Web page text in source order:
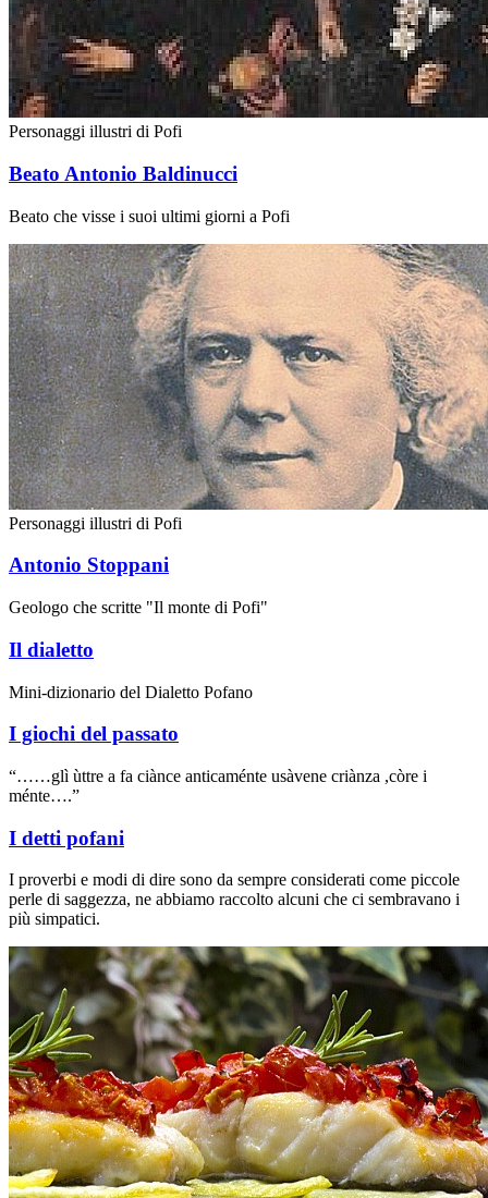
Personaggi illustri di Pofi
Beato Antonio Baldinucci
Beato che visse i suoi ultimi giorni a Pofi
Personaggi illustri di Pofi
Antonio Stoppani
Geologo che scritte "Il monte di Pofi"
Il dialetto
Mini-dizionario del Dialetto Pofano
I giochi del passato
“……glì ùttre a fa ciànce anticaménte usàvene criànza ,còre i
ménte….”
I detti pofani
I proverbi e modi di dire sono da sempre considerati come piccole
perle di saggezza, ne abbiamo raccolto alcuni che ci sembravano i
più simpatici.